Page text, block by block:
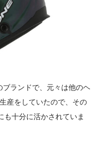
ランドで、元々は他のヘ
産をしていたので、その
も十分に活かされていま